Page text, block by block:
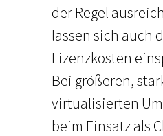
der Regel
lassen sich auch
Lizenzkosten
Bei größeren,
virtualisierten
beim Einsatz als